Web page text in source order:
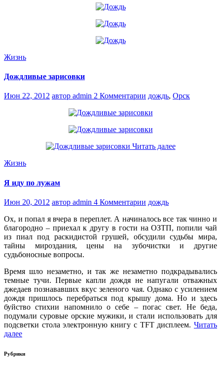
Жизнь
Дождливые зарисовки
Июн 22, 2012 автор admin 2 Комментарии дождь, Орск
Читать далее
Жизнь
Я иду по лужам
Июн 20, 2012 автор admin 4 Комментарии дождь
Ох, и попал я вчера в переплет. А начиналось все так чинно и
благородно – приехал к другу в гости на ОЗТП, попили чай
из пиал под раскидистой грушей, обсудили судьбы мира,
тайны мироздания, цены на зубочистки и другие
судьбоносные вопросы.
Время шло незаметно, и так же незаметно подкрадывались
темные тучи. Первые капли дождя не напугали отважных
джедаев познававших вкус зеленого чая. Однако с усилением
дождя пришлось перебраться под крышу дома. Но и здесь
буйство стихии напомнило о себе – погас свет. Не беда,
подумали суровые орские мужики, и стали использовать для
подсветки стола электронную книгу с TFT дисплеем. Читать
далее
Рубрики